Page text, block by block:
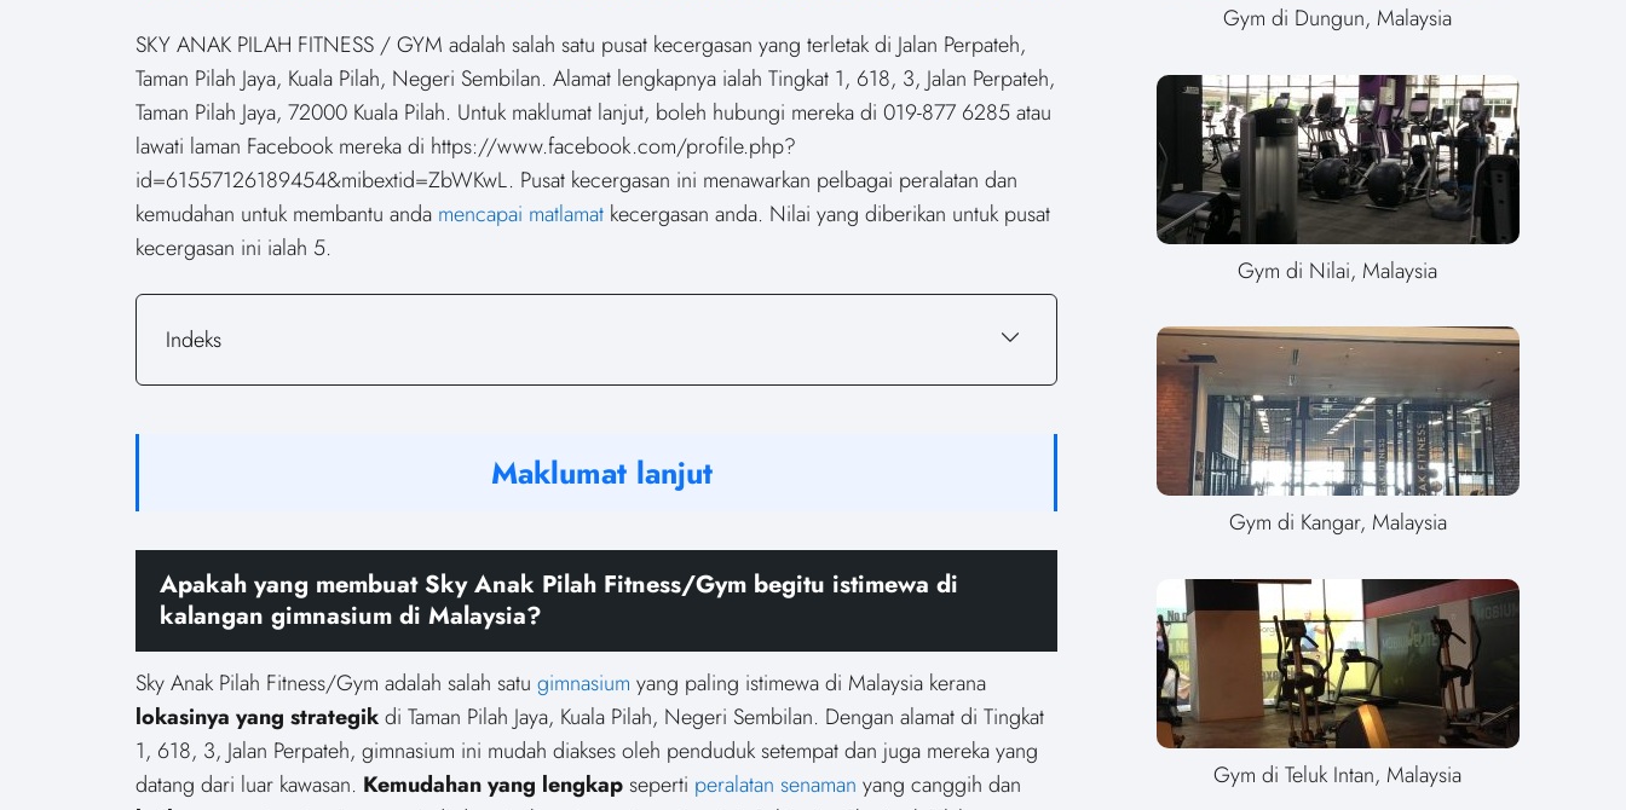
SKY ANAK PILAH FITNESS / GYM adalah salah satu pusat kecergasan yang terletak di Jalan Perpateh,
Taman Pilah Jaya, Kuala Pilah, Negeri Sembilan. Alamat lengkapnya ialah Tingkat 1, 618, 3, Jalan Perpateh,
Taman Pilah Jaya, 72000 Kuala Pilah. Untuk maklumat lanjut, boleh hubungi mereka di 019-877 6285 atau
lawati laman Facebook mereka di https://www.facebook.com/profile.php?
id=61557126189454&mibextid=ZbWKwL. Pusat kecergasan ini menawarkan pelbagai peralatan dan
kemudahan untuk membantu anda mencapai matlamat kecergasan anda. Nilai yang diberikan untuk pusat
kecergasan ini ialah 5.
Indeks
Maklumat lanjut
Apakah yang membuat Sky Anak Pilah Fitness/Gym begitu istimewa di
kalangan gimnasium di Malaysia?
Sky Anak Pilah Fitness/Gym adalah salah satu gimnasium yang paling istimewa di Malaysia kerana
lokasinya yang strategikdi Taman Pilah Jaya, Kuala Pilah, Negeri Sembilan. Dengan alamat di Tingkat
1, 618, 3, Jalan Perpateh, gimnasium ini mudah diakses oleh penduduk setempat dan juga mereka yang
datang dari luar kawasan. Kemudahan yang lengkapseperti peralatan senaman yang canggih dan
Gym di Dungun, Malaysia
Gym di Nilai, Malaysia
Gym di Kangar, Malaysia
Gym di Teluk Intan, Malaysia